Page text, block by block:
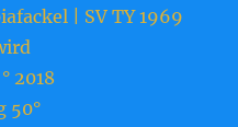
| SV TY 1969
2018
50°